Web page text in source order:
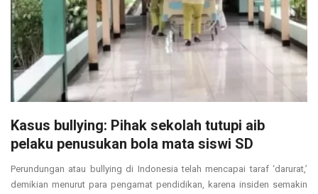
Kasus bullying: Pihak sekolah tutupi aib
pelaku penusukan bola mata siswi SD
Perundungan atau bullying di Indonesia telah mencapai taraf ‘darurat,’
demikian menurut para pengamat pendidikan, karena insiden semakin